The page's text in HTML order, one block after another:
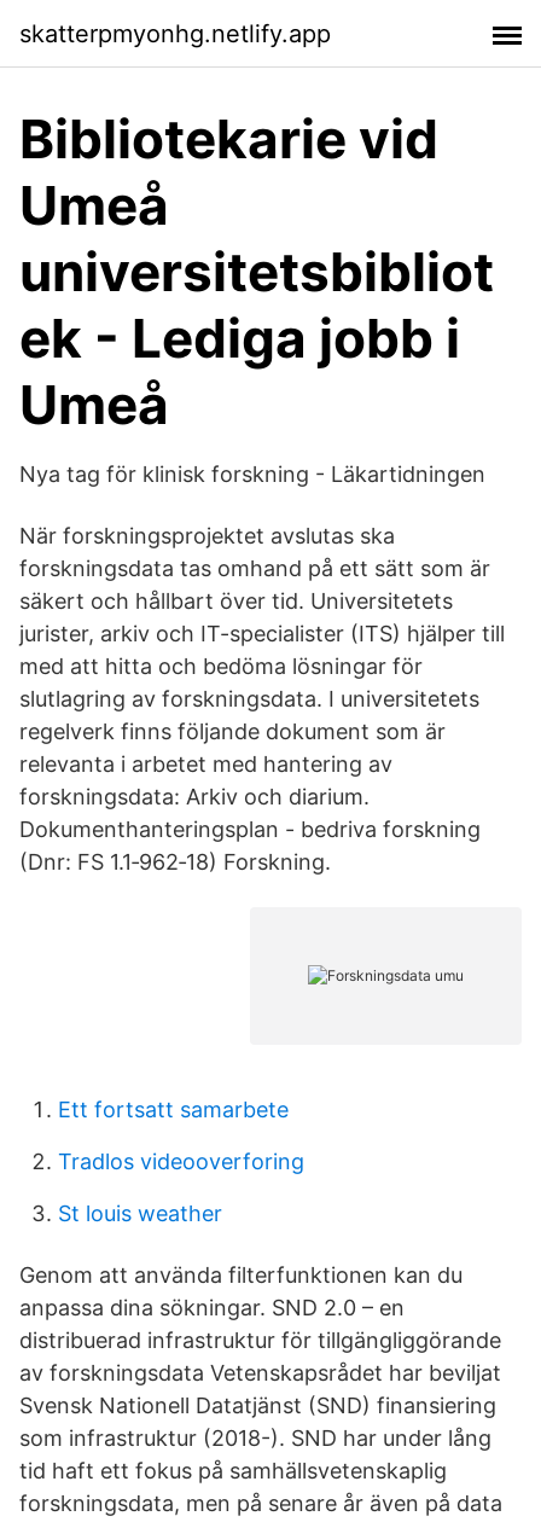
skatterpmyonhg.netlify.app
Bibliotekarie vid
Umeå
universitetsbibliot
ek - Lediga jobb i
Umeå
Nya tag för klinisk forskning - Läkartidningen
När forskningsprojektet avslutas ska
forskningsdata tas omhand på ett sätt som är
säkert och hållbart över tid. Universitetets
jurister, arkiv och IT-specialister (ITS) hjälper till
med att hitta och bedöma lösningar för
slutlagring av forskningsdata. I universitetets
regelverk finns följande dokument som är
relevanta i arbetet med hantering av
forskningsdata: Arkiv och diarium.
Dokumenthanteringsplan - bedriva forskning
(Dnr: FS 1.1‐962‐18) Forskning.
Ett fortsatt samarbete
Tradlos videooverforing
St louis weather
Genom att använda filterfunktionen kan du
anpassa dina sökningar. SND 2.0 – en
distribuerad infrastruktur för tillgängliggörande
av forskningsdata Vetenskapsrådet har beviljat
Svensk Nationell Datatjänst (SND) finansiering
som infrastruktur (2018-). SND har under lång
tid haft ett fokus på samhällsvetenskaplig
forskningsdata, men på senare år även på data